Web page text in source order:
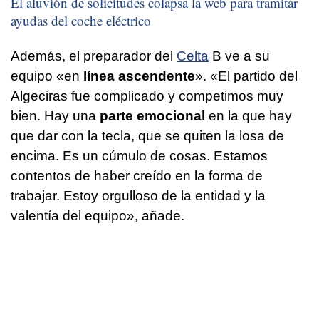
ayudas del coche eléctrico
Además, el preparador del Celta B ve a su
equipo «en línea ascendente». «El partido del
Algeciras fue complicado y competimos muy
bien. Hay una parte emocional en la que hay
que dar con la tecla, que se quiten la losa de
encima. Es un cúmulo de cosas. Estamos
contentos de haber creído en la forma de
trabajar. Estoy orgulloso de la entidad y la
valentía del equipo», añade.